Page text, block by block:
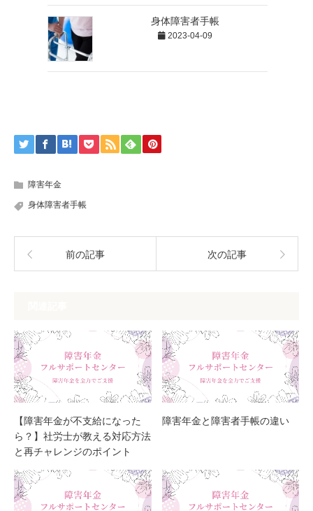
身体障害者手帳
2023-04-09
障害年金
身体障害者手帳
前の記事 次の記事
【障害年金が不支給になった
ら？】社労士が教える対応方法
と再チャレンジのポイント
障害年金と障害者手帳の違い